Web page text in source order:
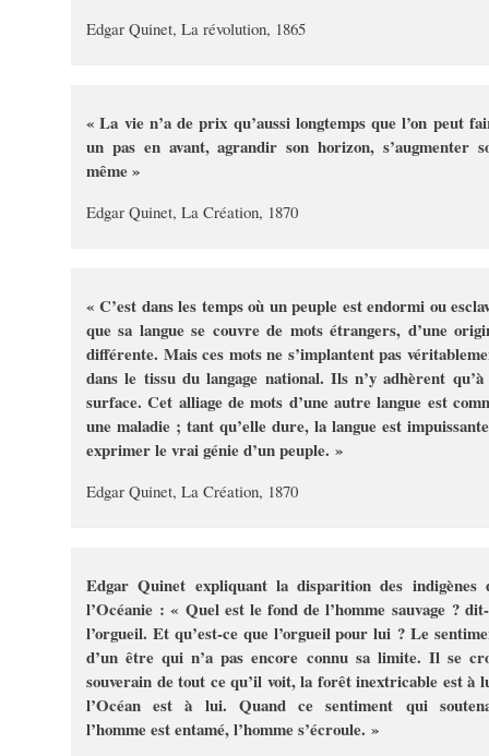
Edgar Quinet, La révolution, 1865
« La vie n’a de prix qu’aussi longtemps que l’on peut
un pas en avant, agrandir son horizon, s’augmenter
même »
Edgar Quinet, La Création, 1870
« C’est dans les temps où un peuple est endormi ou
que sa langue se couvre de mots étrangers, d’une
différente. Mais ces mots ne s’implantent pas
dans le tissu du langage national. Ils n’y adhèrent
surface. Cet alliage de mots d’une autre langue est
une maladie ; tant qu’elle dure, la langue est
exprimer le vrai génie d’un peuple. »
Edgar Quinet, La Création, 1870
Edgar Quinet expliquant la disparition des indigènes
l’Océanie : « Quel est le fond de l’homme sauvage ?
l’orgueil. Et qu’est-ce que l’orgueil pour lui ? Le
d’un être qui n’a pas encore connu sa limite. Il se
souverain de tout ce qu’il voit, la forêt inextricable est à
l’Océan est à lui. Quand ce sentiment qui
l’homme est entamé, l’homme s’écroule. »